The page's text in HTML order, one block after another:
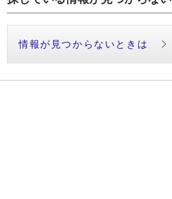
情報が見つからないときは